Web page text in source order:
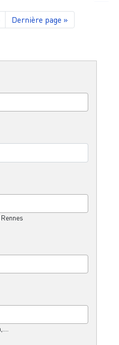
suivante
Dernière page
Dernière page »